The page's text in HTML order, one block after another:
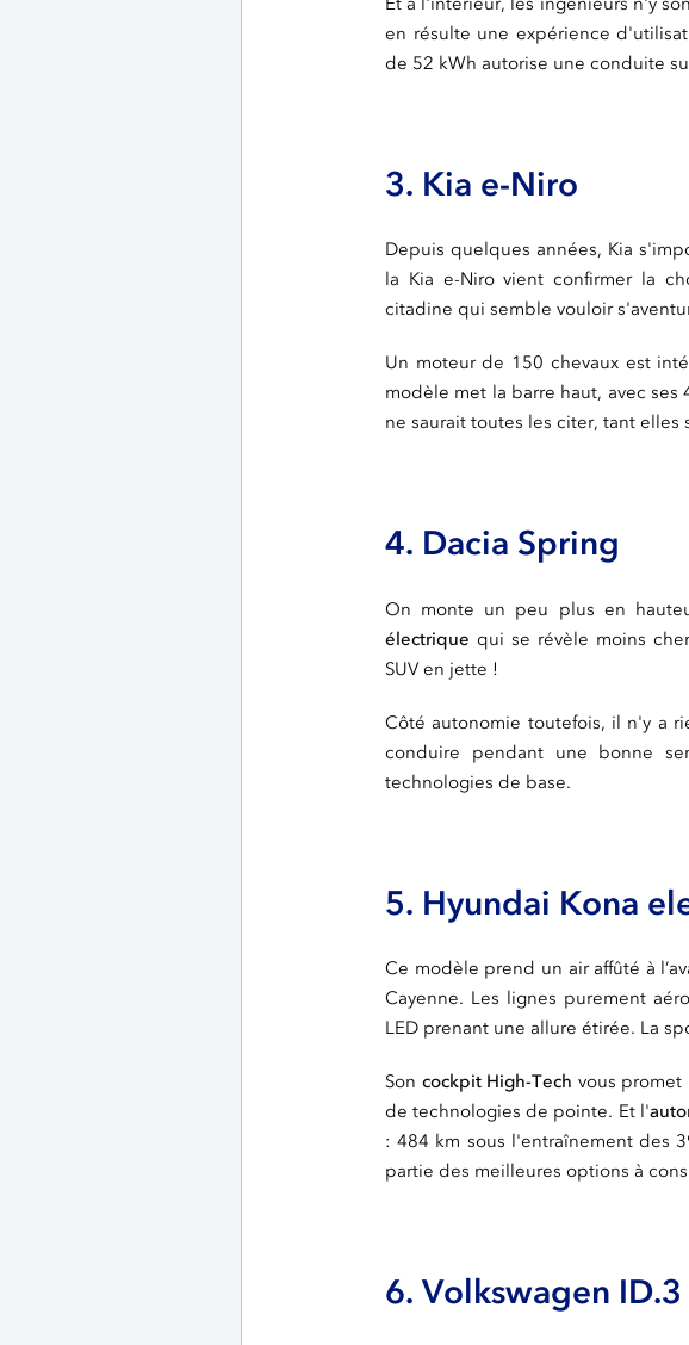
en résulte une expérience
de 52 kWh autorise une conduite
3. Kia e-Niro
Depuis quelques années, Kia
la Kia e-Niro vient confirmer la
citadine qui semble vouloir
Un moteur de 150 chevaux est
modèle met la barre haut, avec
ne saurait toutes les citer, tant
4. Dacia Spring
On monte un peu plus en
électrique qui se révèle moins
SUV en jette !
Côté autonomie toutefois, il n'y a
conduire pendant une bonne
technologies de base.
5. Hyundai Kona
Ce modèle prend un air affûté à
Cayenne. Les lignes purement
LED prenant une allure étirée. La
Son cockpit High-Tech vous
de technologies de pointe. Et l'
: 484 km sous l'entraînement des
partie des meilleures options à
6. Volkswagen ID.3